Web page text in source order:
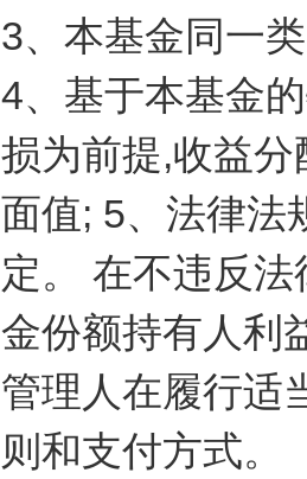
3、本基金同一
4、基于本基金
损为前提,收益
面值; 5、法律法
定。 在不违反
金份额持有人利
管理人在履行适
则和支付方式。